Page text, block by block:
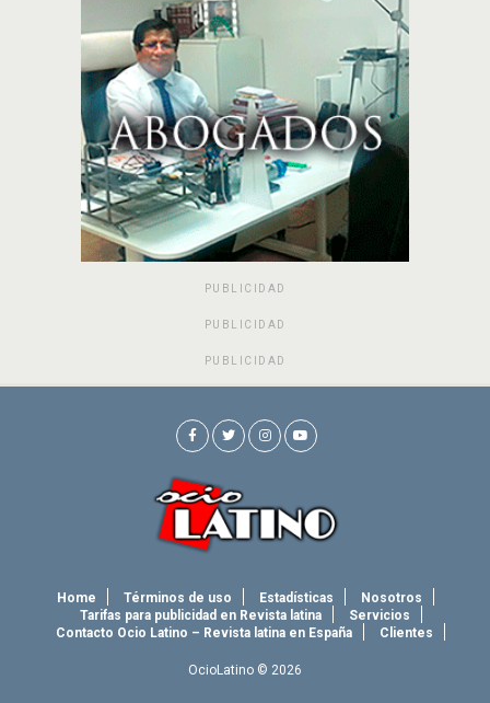
PUBLICIDAD
PUBLICIDAD
PUBLICIDAD
Home Términos de uso Estadísticas
Nosotros
Tarifas para publicidad en Revista latina
Servicios
Contacto Ocio Latino – Revista latina en España
Clientes
OcioLatino © 2026